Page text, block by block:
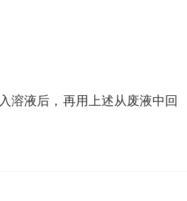
溶液后，再用上述从废液中回